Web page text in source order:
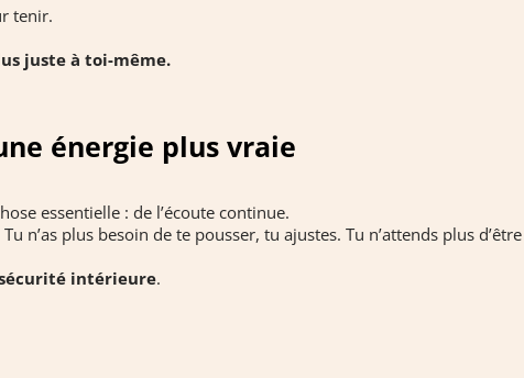
tenir.
juste à toi-même.
énergie plus vraie
essentielle : de l’écoute continue.
n’as plus besoin de te pousser, tu ajustes. Tu n’attends plus
sécurité intérieure.